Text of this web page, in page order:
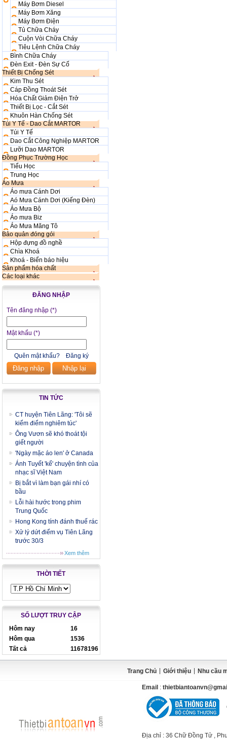
Máy Bơm Diesel
Máy Bơm Xăng
Máy Bơm Điện
Tủ Chữa Cháy
Cuộn Vòi Chữa Cháy
Tiêu Lệnh Chữa Cháy
Bình Chữa Cháy
Đèn Exit - Đèn Sự Cố
Thiết Bị Chống Sét
Kim Thu Sét
Cáp Đồng Thoát Sét
Hóa Chất Giảm Điện Trở
Thiết Bị Lọc - Cắt Sét
Khuôn Hàn Chống Sét
Túi Y Tế - Dao Cắt MARTOR
Túi Y Tế
Dao Cắt Công Nghiệp MARTOR
Lưỡi Dao MARTOR
Đồng Phục Trường Học
Tiểu Học
Trung Học
Áo Mưa
Áo mưa Cánh Dơi
Aó Mưa Cánh Dơi (Kiếng Đèn)
Áo Mưa Bộ
Áo mưa Biz
Áo Mưa Măng Tô
Bảo quản đóng gói
Hộp đựng đồ nghề
Chìa Khoá
Khoá - Biển báo hiệu
Sản phẩm hóa chất
Các loại khác
ĐĂNG NHẬP
Tên đăng nhập (*)
Mật khẩu (*)
Quên mật khẩu? Đăng ký
Đăng nhập Nhập lại
TIN TỨC
CT huyện Tiên Lãng: 'Tôi sẽ
kiểm điểm nghiêm túc'
Ông Vươn sẽ khó thoát tội
giết người
'Ngày mặc áo len' ở Canada
Ánh Tuyết 'kể' chuyện tình của
nhạc sĩ Việt Nam
Bị bắt vì làm bạn gái nhí có
bầu
Lỗi hài hước trong phim
Trung Quốc
Hong Kong tính đánh thuế rác
Xử lý dứt điểm vụ Tiên Lãng
trước 30/3
Xem thêm
THỜI TIẾT
SỐ LƯỢT TRUY CẬP
Hôm nay
16
Hôm qua
1536
Tất cả
11678196
Trang Chủ Giới thiệu Nhu cầu
Email :
Địa chỉ : 36 Chữ Đồng Tử ,